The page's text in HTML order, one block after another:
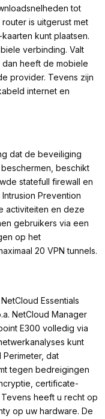
tot
is uitgerust met
kunt plaatsen.
verbinding. Valt
heeft de mobiele
provider. Tevens zijn
internet en
dat de beveiliging
beschikt
statefull firewall en
Prevention
activiteiten en deze
gebruikers via een
op het
20 VPN tunnels.
Essentials
NetCloud Manager
E300 volledig via
kunt
dat
tegen bedreigingen
certificate-
heeft u recht op
op uw hardware. De